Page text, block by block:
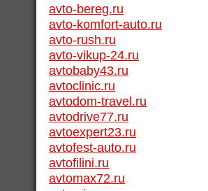
avto-bereg.ru
avto-komfort-auto.ru
avto-rush.ru
avto-vikup-24.ru
avtobaby43.ru
avtoclinic.ru
avtodom-travel.ru
avtodrive77.ru
avtoexpert23.ru
avtofest-auto.ru
avtofilini.ru
avtomax72.ru